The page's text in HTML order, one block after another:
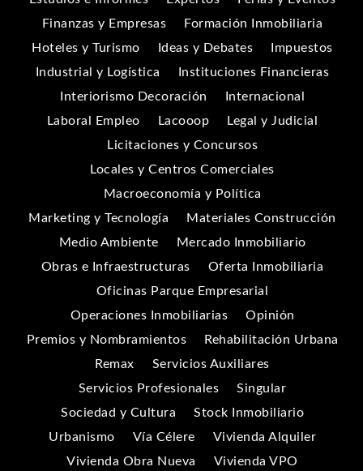
Finanzas y Empresas
Formación Inmobiliaria
Hoteles y Turismo
Ideas y Debates
Impuestos
Industrial y Logística
Instituciones Financieras
Interiorismo Decoración
Internacional
Laboral Empleo
Lacooop
Legal y Judicial
Licitaciones y Concursos
Locales y Centros Comerciales
Macroeconomía y Política
Marketing y Tecnología
Materiales Construcción
Medio Ambiente
Mercado Inmobiliario
Obras e Infraestructuras
Oferta Inmobiliaria
Oficinas Parque Empresarial
Operaciones Inmobiliarias
Opinión
Premios y Nombramientos
Rehabilitación Urbana
Remax
Servicios Auxiliares
Servicios Profesionales
Singular
Sociedad y Cultura
Stock Inmobiliario
Urbanismo
Vía Célere
Vivienda Alquiler
Vivienda Obra Nueva
Vivienda VPO